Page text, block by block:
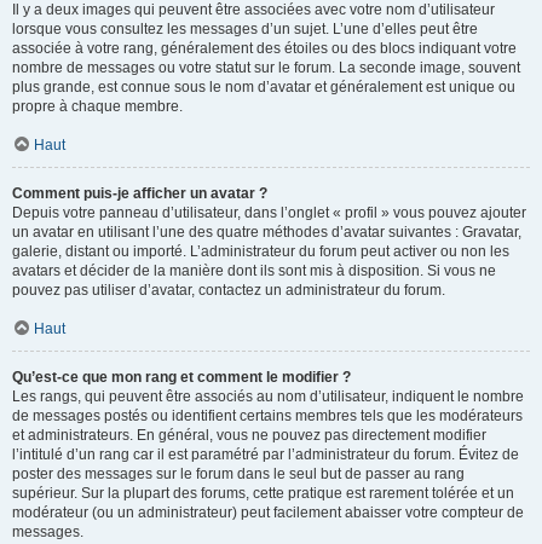
Il y a deux images qui peuvent être associées avec votre nom d’utilisateur
lorsque vous consultez les messages d’un sujet. L’une d’elles peut être
associée à votre rang, généralement des étoiles ou des blocs indiquant votre
nombre de messages ou votre statut sur le forum. La seconde image, souvent
plus grande, est connue sous le nom d’avatar et généralement est unique ou
propre à chaque membre.
Haut
Comment puis-je afficher un avatar ?
Depuis votre panneau d’utilisateur, dans l’onglet « profil » vous pouvez ajouter
un avatar en utilisant l’une des quatre méthodes d’avatar suivantes : Gravatar,
galerie, distant ou importé. L’administrateur du forum peut activer ou non les
avatars et décider de la manière dont ils sont mis à disposition. Si vous ne
pouvez pas utiliser d’avatar, contactez un administrateur du forum.
Haut
Qu’est-ce que mon rang et comment le modifier ?
Les rangs, qui peuvent être associés au nom d’utilisateur, indiquent le nombre
de messages postés ou identifient certains membres tels que les modérateurs
et administrateurs. En général, vous ne pouvez pas directement modifier
l’intitulé d’un rang car il est paramétré par l’administrateur du forum. Évitez de
poster des messages sur le forum dans le seul but de passer au rang
supérieur. Sur la plupart des forums, cette pratique est rarement tolérée et un
modérateur (ou un administrateur) peut facilement abaisser votre compteur de
messages.